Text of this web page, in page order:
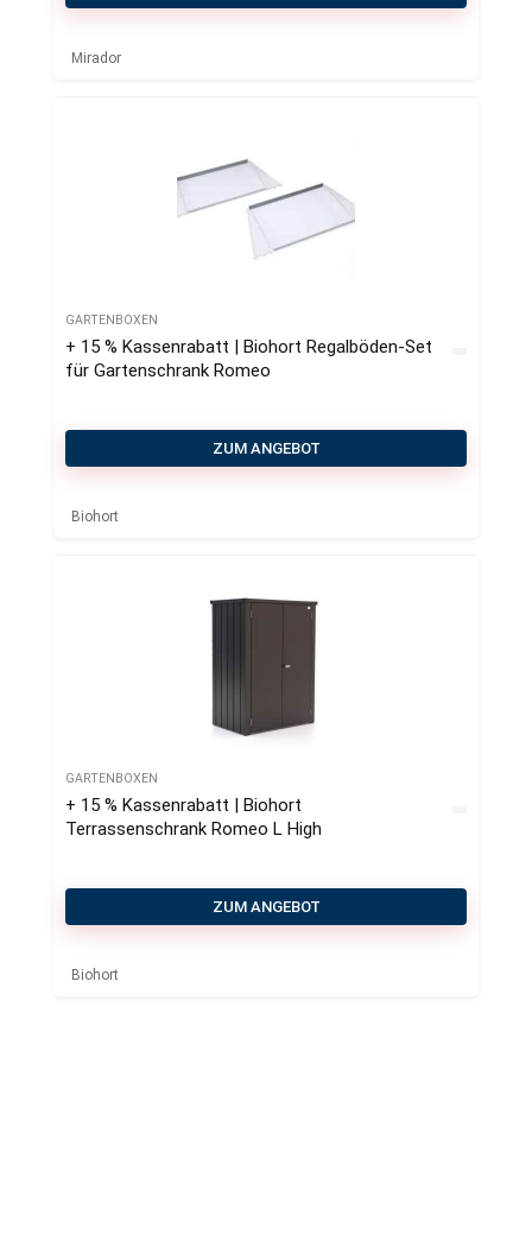
Mirador
GARTENBOXEN
+ 15 % Kassenrabatt | Biohort Regalböden-Set
für Gartenschrank Romeo
ZUM ANGEBOT
Biohort
GARTENBOXEN
+ 15 % Kassenrabatt | Biohort
Terrassenschrank Romeo L High
ZUM ANGEBOT
Biohort